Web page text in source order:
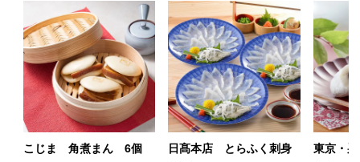
こじま 角煮まん 6個
日髙本店 とらふく刺身
東京・